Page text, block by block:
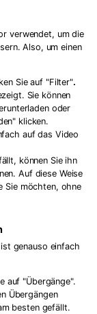
verwendet, um die
Also, um einen
Sie auf "Filter".
Sie können
oder
klicken.
auf das Video
können Sie ihn
Auf diese Weise
Sie möchten, ohne
genauso einfach
auf "Übergänge".
Übergängen
besten gefällt.